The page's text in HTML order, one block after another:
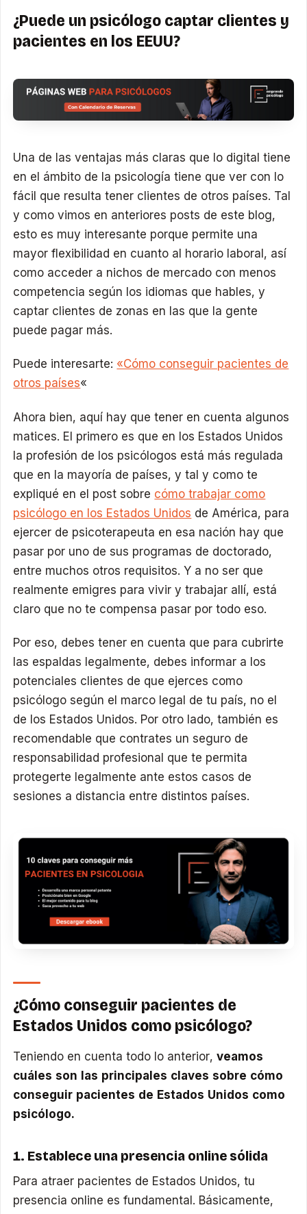
¿Puede un psicólogo captar clientes y
pacientes en los EEUU?
Una de las ventajas más claras que lo digital tiene
en el ámbito de la psicología tiene que ver con lo
fácil que resulta tener clientes de otros países. Tal
y como vimos en anteriores posts de este blog,
esto es muy interesante porque permite una
mayor flexibilidad en cuanto al horario laboral, así
como acceder a nichos de mercado con menos
competencia según los idiomas que hables, y
captar clientes de zonas en las que la gente
puede pagar más.
Puede interesarte: «Cómo conseguir pacientes de
otros países«
Ahora bien, aquí hay que tener en cuenta algunos
matices. El primero es que en los Estados Unidos
la profesión de los psicólogos está más regulada
que en la mayoría de países, y tal y como te
expliqué en el post sobre cómo trabajar como
psicólogo en los Estados Unidos de América, para
ejercer de psicoterapeuta en esa nación hay que
pasar por uno de sus programas de doctorado,
entre muchos otros requisitos. Y a no ser que
realmente emigres para vivir y trabajar allí, está
claro que no te compensa pasar por todo eso.
Por eso, debes tener en cuenta que para cubrirte
las espaldas legalmente, debes informar a los
potenciales clientes de que ejerces como
psicólogo según el marco legal de tu país, no el
de los Estados Unidos. Por otro lado, también es
recomendable que contrates un seguro de
responsabilidad profesional que te permita
protegerte legalmente ante estos casos de
sesiones a distancia entre distintos países.
¿Cómo conseguir pacientes de
Estados Unidos como psicólogo?
Teniendo en cuenta todo lo anterior,veamos
cuáles son las principales claves sobre cómo
conseguir pacientes de Estados Unidos como
psicólogo.
1. Establece una presencia online sólida
Para atraer pacientes de Estados Unidos, tu
presencia online es fundamental. Básicamente,